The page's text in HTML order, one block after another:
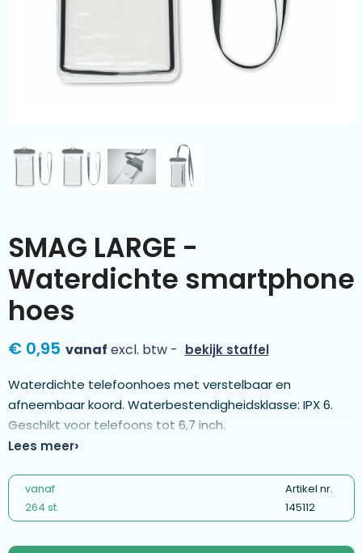
Kleding & textiel
Duurzamere geschenken
Meer categorieën
Zomer
Sinterklaas
Wijn
SMAG LARGE -
Waterdichte smartphone
hoes
€ 0,95 vanaf excl. btw - bekijk staffel
Waterdichte telefoonhoes met verstelbaar en
afneembaar koord. Waterbestendigheidsklasse: IPX 6.
Geschikt voor telefoons tot 6,7 inch.
Lees meer
vanaf
264 st.
Artikel nr.
145112